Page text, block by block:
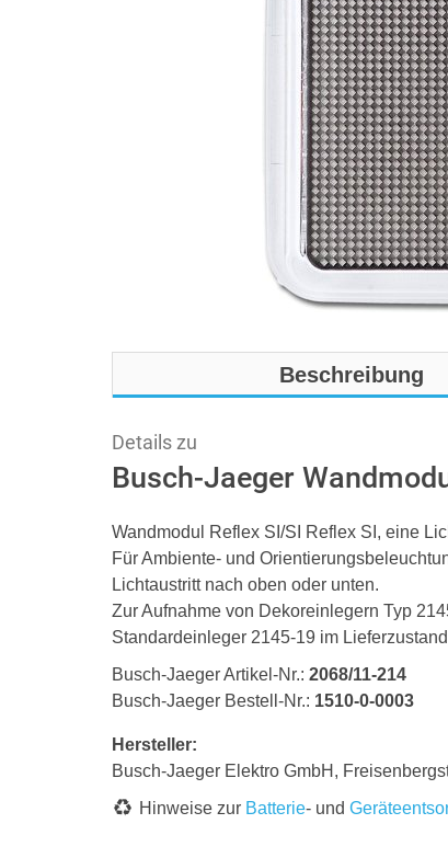
Beschreibung
Details zu
Busch-Jaeger
Wandmodul Reflex SI/SI Reflex SI, eine
Für Ambiente- und
Lichtaustritt nach oben oder unten.
Zur Aufnahme von Dekoreinlegern Typ
Standardeinleger 2145-19 im
Busch-Jaeger Artikel-Nr.: 2068/11-214
Busch-Jaeger Bestell-Nr.: 1510-0-0003
Hersteller:
Busch-Jaeger Elektro GmbH,
Hinweise zur Batterie- und